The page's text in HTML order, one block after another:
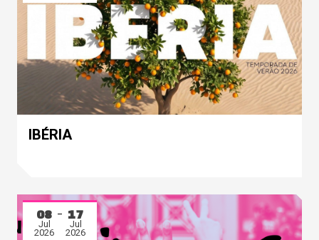
IBÉRIA
08
Jul
2026
17
Jul
2026